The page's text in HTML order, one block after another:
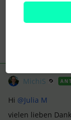
1 Personen
MichiS
Hi ​ @Julia M
vielen lieben